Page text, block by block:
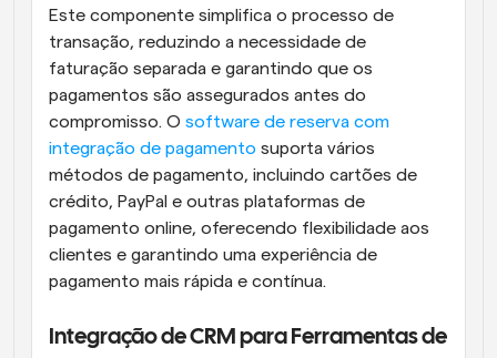
Este componente simplifica o processo de
transação, reduzindo a necessidade de
faturação separada e garantindo que os
pagamentos são assegurados antes do
compromisso. O software de reserva com
integração de pagamento suporta vários
métodos de pagamento, incluindo cartões de
crédito, PayPal e outras plataformas de
pagamento online, oferecendo flexibilidade aos
clientes e garantindo uma experiência de
pagamento mais rápida e contínua.
Integração de CRM para Ferramentas de